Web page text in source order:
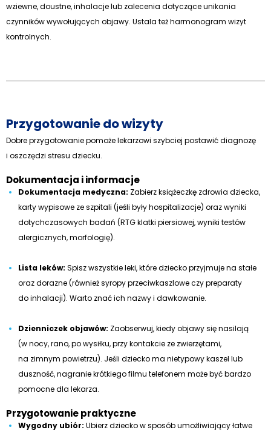
wziewne, doustne, inhalacje lub zalecenia dotyczące unikania
czynników wywołujących objawy. Ustala też harmonogram wizyt
kontrolnych.
Przygotowanie do wizyty
Dobre przygotowanie pomoże lekarzowi szybciej postawić diagnozę
i oszczędzi stresu dziecku.
Dokumentacja i informacje
Dokumentacja medyczna: Zabierz książeczkę zdrowia dziecka,
karty wypisowe ze szpitali (jeśli były hospitalizacje) oraz wyniki
dotychczasowych badań (RTG klatki piersiowej, wyniki testów
alergicznych, morfologię).
Lista leków: Spisz wszystkie leki, które dziecko przyjmuje na stałe
oraz dorazne (również syropy przeciwkaszlowe czy preparaty
do inhalacji). Warto znać ich nazwy i dawkowanie.
Dzienniczek objawów: Zaobserwuj, kiedy objawy się nasilają
(w nocy, rano, po wysiłku, przy kontakcie ze zwierzętami,
na zimnym powietrzu). Jeśli dziecko ma nietypowy kaszel lub
duszność, nagranie krótkiego filmu telefonem może być bardzo
pomocne dla lekarza.
Przygotowanie praktyczne
Wygodny ubiór: Ubierz dziecko w sposób umożliwiający łatwe